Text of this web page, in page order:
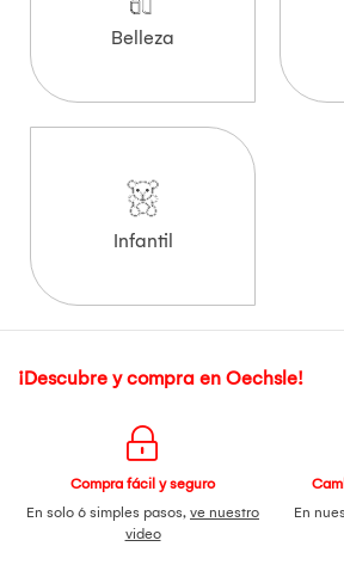
Belleza
Infantil
¡Descubre y compra en Oechsle!
Compra fácil y seguro
En solo 6 simples pasos, ve nuestro
video
En